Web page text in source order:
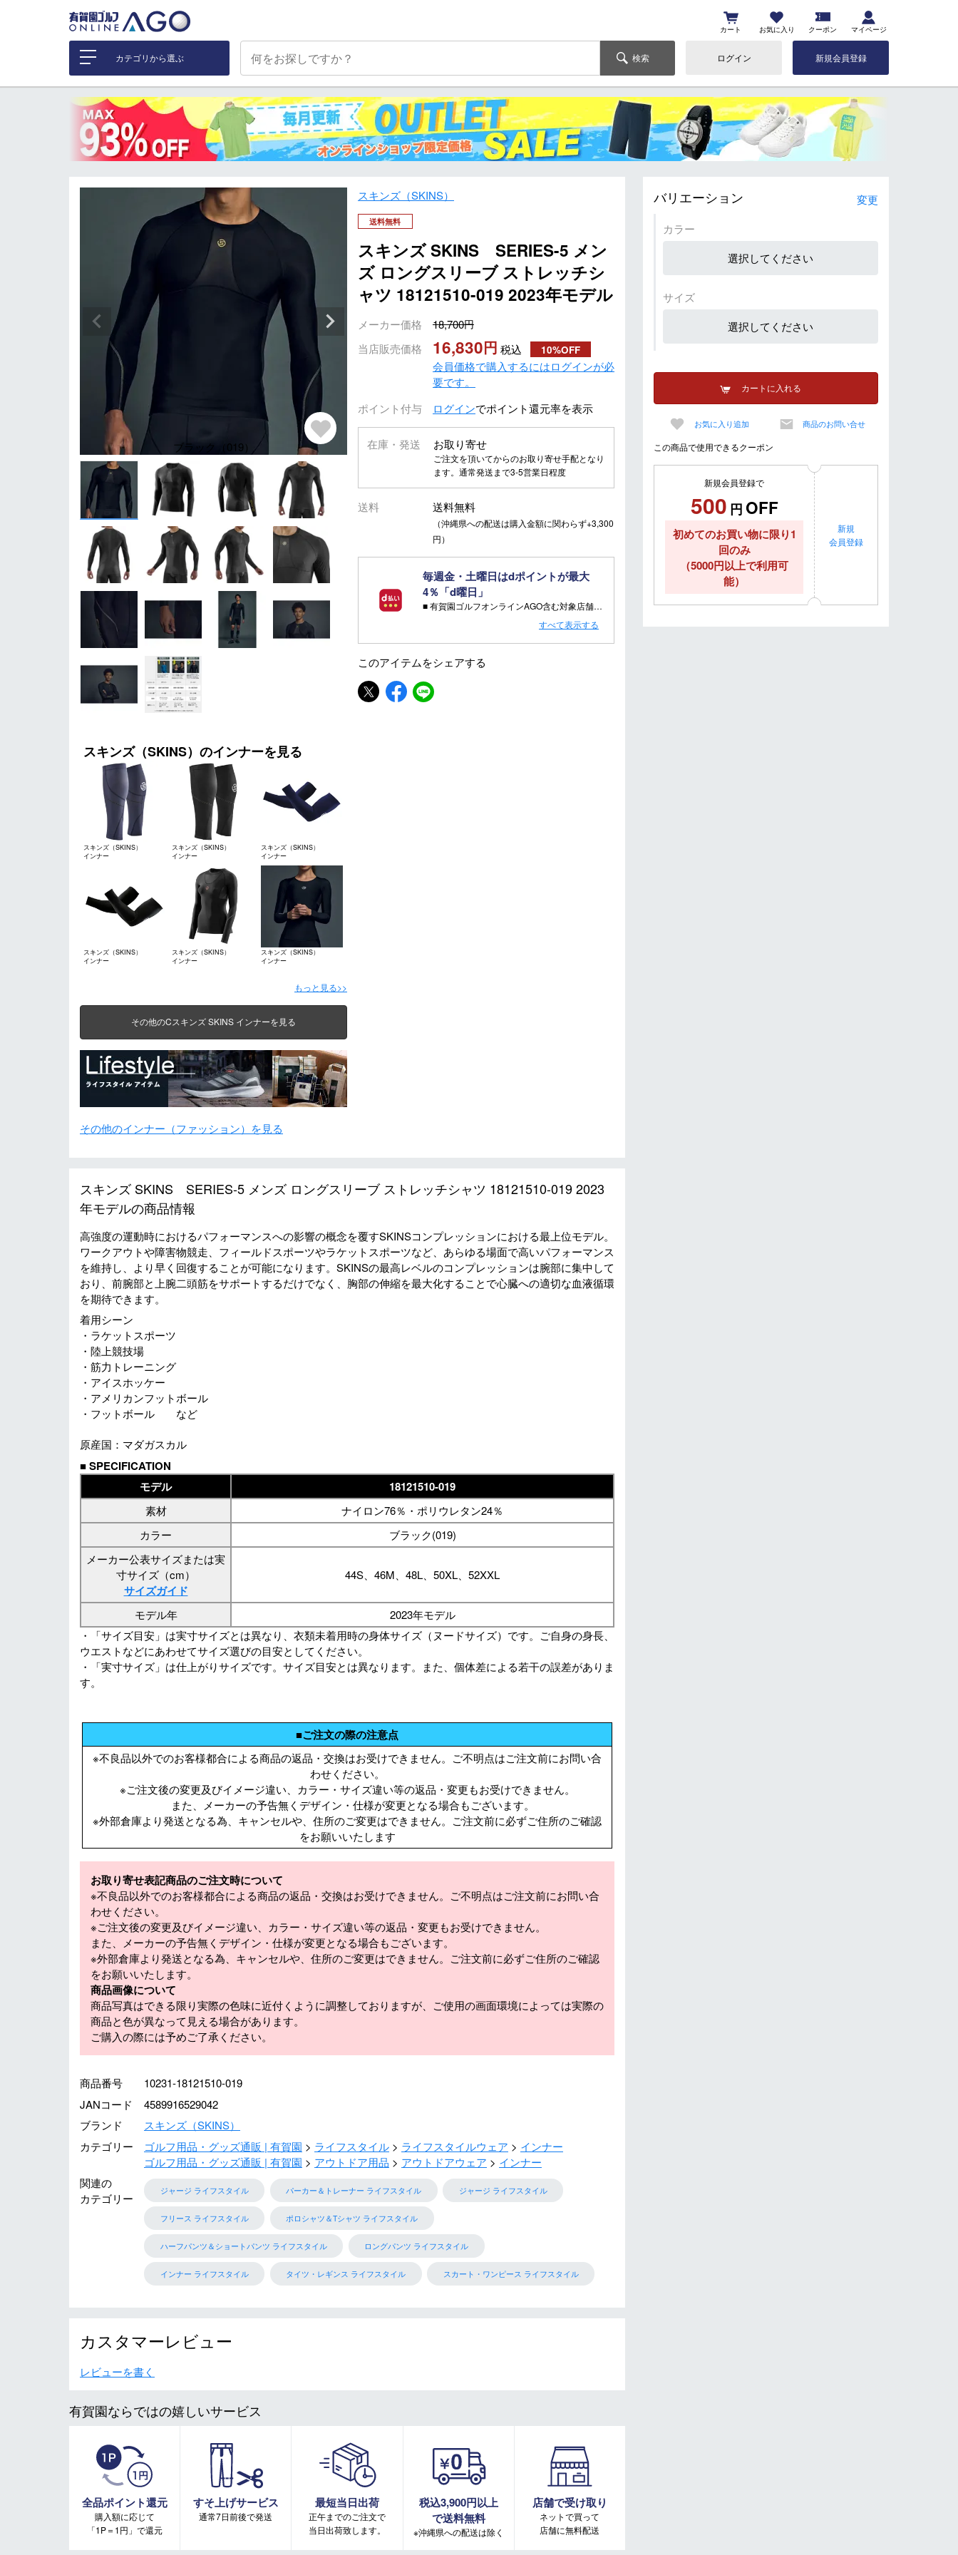
カート お気に入り クーポン マイページ
カテゴリから選ぶ 検索 ログイン 新規会員登録
ブラック（019）
スキンズ（SKINS）のインナーを見る
スキンズ（SKINS）
インナー
スキンズ（SKINS）
インナー
スキンズ（SKINS）
インナー
スキンズ（SKINS）
インナー
スキンズ（SKINS）
インナー
スキンズ（SKINS）
インナー
もっと見る>>
その他のCスキンズ SKINS インナーを見る
その他のインナー（ファッション）を見る
スキンズ（SKINS）
送料無料
スキンズ SKINS SERIES-5 メン
ズ ロングスリーブ ストレッチシ
ャツ 18121510-019 2023年モデル
メーカー価格
18,700
当店販売価格
16,830 税込 10%OFF
会員価格で購入するにはログインが必
要です。
ポイント付与
ログインでポイント還元率を表示
在庫・発送 お取り寄せ
ご注文を頂いてからのお取り寄せ手配となり
ます。通常発送まで3-5営業日程度
送料 送料無料
（沖縄県への配送は購入金額に関わらず+3,300
円）
毎週金・土曜日はdポイントが最大
4％「d曜日」
■ 有賀園ゴルフオンラインAGO含む対象店舗で金・土曜日にd支払いをすると dポイントが最大4％
さらに！AGOに会員登録（ログイン）すると決済方法に関わらず、会員ランクに応じて有賀園ポイントも還元
■ キャンペーン期間：毎週 金・土曜日 AM 0:00 - PM 23:59
注意事項：
・有賀園ゴルフ実店舗での開催はございません。
すべて表示する
このアイテムをシェアする
スキンズ SKINS SERIES-5 メンズ ロングスリーブ ストレッチシャツ 18121510-019 2023
年モデルの商品情報
高強度の運動時におけるパフォーマンスへの影響の概念を覆すSKINSコンプレッションにおける最上位モデル。
ワークアウトや障害物競走、フィールドスポーツやラケットスポーツなど、あらゆる場面で高いパフォーマンス
を維持し、より早く回復することが可能になります。SKINSの最高レベルのコンプレッションは腕部に集中して
おり、前腕部と上腕二頭筋をサポートするだけでなく、胸部の伸縮を最大化することで心臓への適切な血液循環
を期待できます。
着用シーン
・ラケットスポーツ
・陸上競技場
・筋力トレーニング
・アイスホッケー
・アメリカンフットボール
・フットボール など
原産国：マダガスカル
■SPECIFICATION
モデル
18121510-019
素材
ナイロン76％・ポリウレタン24％
カラー
ブラック(019)
メーカー公表サイズまたは実
寸サイズ（cm）
サイズガイド
44S、46M、48L、50XL、52XXL
モデル年
2023年モデル
・「サイズ目安」は実寸サイズとは異なり、衣類未着用時の身体サイズ（ヌードサイズ）です。ご自身の身長、
ウエストなどにあわせてサイズ選びの目安としてください。
・「実寸サイズ」は仕上がりサイズです。サイズ目安とは異なります。また、個体差による若干の誤差がありま
す。
■ご注文の際の注意点
※不良品以外でのお客様都合による商品の返品・交換はお受けできません。ご不明点はご注文前にお問い合
わせください。
※ご注文後の変更及びイメージ違い、カラー・サイズ違い等の返品・変更もお受けできません。
また、メーカーの予告無くデザイン・仕様が変更となる場合もございます。
※外部倉庫より発送となる為、キャンセルや、住所のご変更はできません。ご注文前に必ずご住所のご確認
をお願いいたします
お取り寄せ表記商品のご注文時について
※不良品以外でのお客様都合による商品の返品・交換はお受けできません。ご不明点はご注文前にお問い合
わせください。
※ご注文後の変更及びイメージ違い、カラー・サイズ違い等の返品・変更もお受けできません。
また、メーカーの予告無くデザイン・仕様が変更となる場合もございます。
※外部倉庫より発送となる為、キャンセルや、住所のご変更はできません。ご注文前に必ずご住所のご確認
をお願いいたします。
商品画像について
商品写真はできる限り実際の色味に近付くように調整しておりますが、ご使用の画面環境によっては実際の
商品と色が異なって見える場合があります。
ご購入の際には予めご了承ください。
商品番号
10231-18121510-019
JANコード
4589916529042
ブランド
スキンズ（SKINS）
カテゴリー
ゴルフ用品・グッズ通販 | 有賀園 ライフスタイル ライフスタイルウェア
インナー
ゴルフ用品・グッズ通販 | 有賀園
アウトドア用品 アウトドアウェア
インナー
関連の
カテゴリー
ジャージ ライフスタイル パーカー＆トレーナー ライフスタイル ジャージ ライフスタイル
フリース ライフスタイル ポロシャツ＆Tシャツ ライフスタイル
ハーフパンツ＆ショートパンツ ライフスタイル ロングパンツ ライフスタイル
インナー ライフスタイル タイツ・レギンス ライフスタイル スカート・ワンピース ライフスタイル
カスタマーレビュー
レビューを書く
有賀園ならではの嬉しいサービス
全品ポイント還元
購入額に応じて
「1P＝1円」で還元
すそ上げサービス
通常7日前後で発送
最短当日出荷
正午までのご注文で
当日出荷致します。
税込3,900円以上
で送料無料
※沖縄県への配送は除く
店舗で受け取り
ネットで買って
店舗に無料配送
バリエーション
変更
カラー
選択してください
サイズ
選択してください
カートに入れる
お気に入り追加 商品のお問い合せ
この商品で使用できるクーポン
新規会員登録で
500 円 OFF
初めてのお買い物に限り1
回のみ
（5000円以上で利用可
能）
新規
会員登録